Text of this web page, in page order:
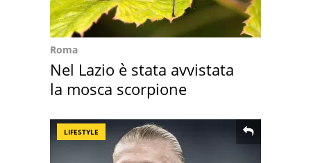
Roma
Nel Lazio è stata avvistata
la mosca scorpione
LIFESTYLE